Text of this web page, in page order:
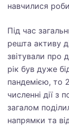
навчилися
Під час
решта активу
звітували про
рік був дуже
пандемією, то
численні дії з
загалом
напрямки та